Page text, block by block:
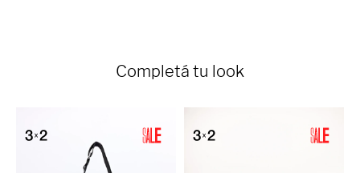
Completá tu look